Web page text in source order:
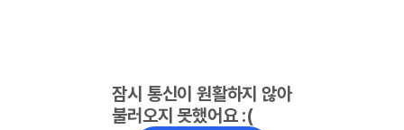
잠시 통신이 원활하지 않아
불러오지 못했어요 :(